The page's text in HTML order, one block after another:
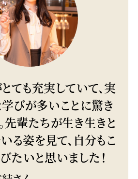
ても充実していて、実
びが多いことに驚き
先輩たちが生き生きと
る姿を見て、自分もこ
たいと思いました！